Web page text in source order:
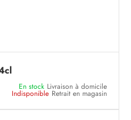
En stock Livraison à domicile
Indisponible Retrait en magasin